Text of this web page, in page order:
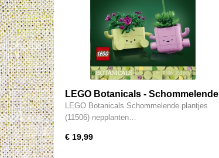
LEGO Botanicals - Schommelende
Plantjes Bloemen 11506
LEGO Botanicals Schommelende plantjes
(11506) nepplanten…
€ 19,99